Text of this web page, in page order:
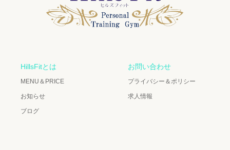
HillsFitとは
MENU＆PRICE
お知らせ
ブログ
お問い合わせ
プライバシー＆ポリシー
求人情報